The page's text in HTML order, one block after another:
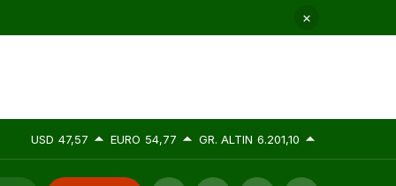
USD 47,57 EURO 54,77 GR. ALTIN 6.201,10